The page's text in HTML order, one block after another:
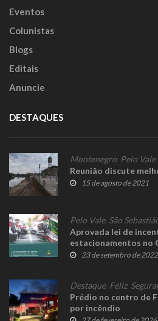
Eventos
Colunistas
Blogs
Editais
Anuncie
DESTAQUES
Montenegro Pelo Vale
Reunião discute
15 de agosto de 2021
Pelo Vale, São
Aprovada lei de
estacionamentos no
23 de setembro de 2022
Destaque, Feliz,
Prédio no centro de
por incêndio